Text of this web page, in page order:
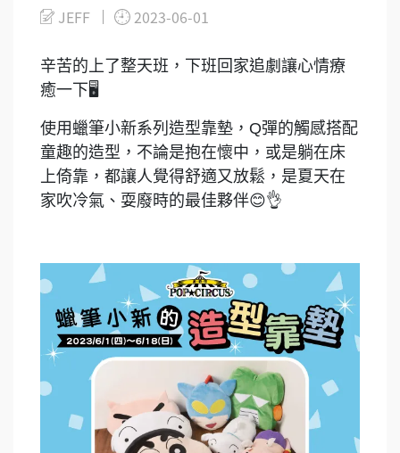
JEFF 2023-06-01
辛苦的上了整天班，下班回家追劇讓心情療
癒一下🖥
使用蠟筆小新系列造型靠墊，Q彈的觸感搭配
童趣的造型，不論是抱在懷中，或是躺在床
上倚靠，都讓人覺得舒適又放鬆，是夏天在
家吹冷氣、耍廢時的最佳夥伴😊👌